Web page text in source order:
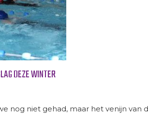
DEZE WINTER
nog niet gehad, maar het venijn van